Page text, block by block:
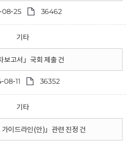
08-25 36462
기타
보고서」국회 제출 건
08-11 36352
기타
가이드라인(안)」관련 진정 건